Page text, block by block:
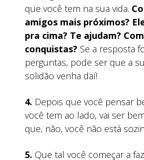
que você tem na sua vida.
amigos mais próximos?
pra cima? Te ajudam?
conquistas? Se a resposta
perguntas, pode ser que a
solidão venha daí!
4. Depois que você pensar
você tem ao lado, vai ser
que, não, você não está
5. Que tal você começar a